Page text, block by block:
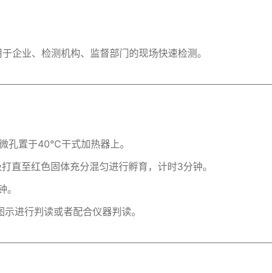
企业、检测机构、监督部门的现场快速检测。
孔置于40°C干式加热器上。
直至红色固体充分混匀进行孵育，计时3分钟。
进行判读或者配合仪器判读。